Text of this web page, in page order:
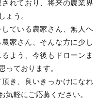
れており、将来の農業界
ょう。
ている農家さん、無人ヘ
家さん、そんな方に少し
よう、今後もドローンま
っております。
き、良いきっかけになれ
気軽にご応募ください。